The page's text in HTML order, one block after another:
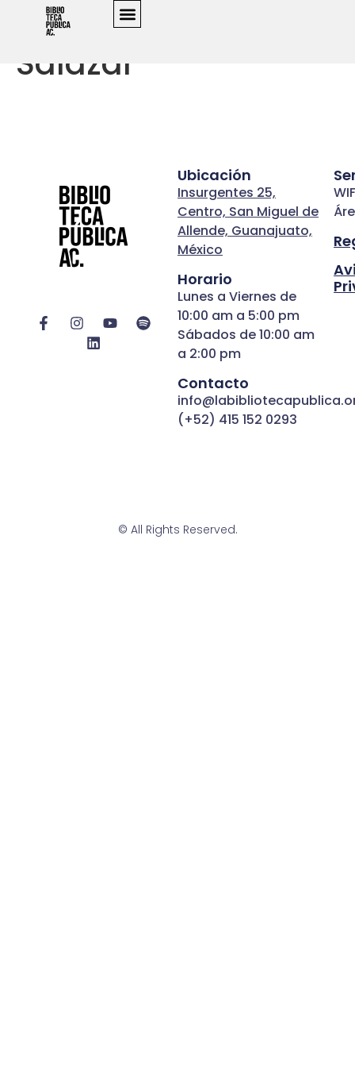
Author:Ariadna
Salazar
Ubicación
Insurgentes 25,
Centro, San Miguel de
Allende, Guanajuato,
México
Horario
Lunes a Viernes de
10:00 am a 5:00 pm
Sábados de 10:00 am
a 2:00 pm
Contacto
(+52) 415 152 0293
© All Rights Reserved.